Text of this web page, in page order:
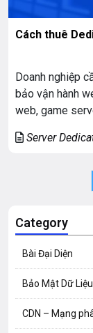
Cách thuê
Doanh nghiệp
bảo vận hành
web, game
nay chính là
Server
Category
Bài Đại Diện
Bảo Mật Dữ Liệu
CDN – Mạng